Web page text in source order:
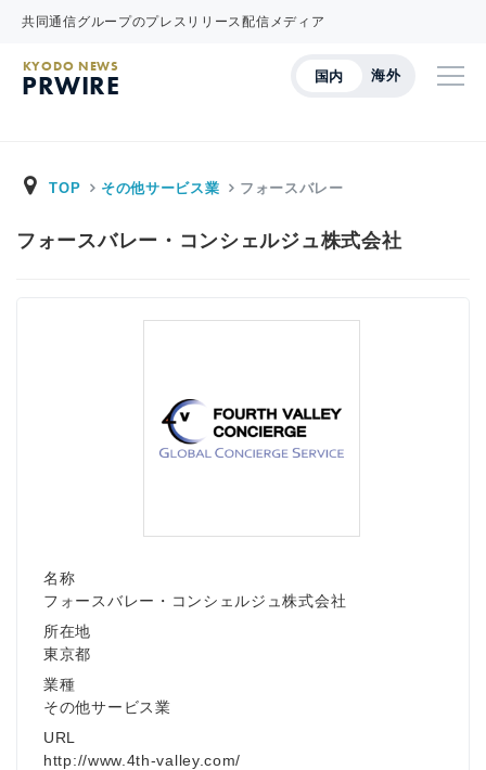
共同通信グループのプレスリリース配信メディア
国内 海外
KYODO NEWS
PRWIRE
TOP その他サービス業 フォースバレー
フォースバレー・コンシェルジュ株式会社
名称
フォースバレー・コンシェルジュ株式会社
所在地
東京都
業種
その他サービス業
URL
http://www.4th-valley.com/